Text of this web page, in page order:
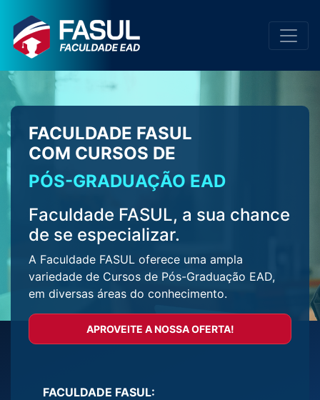
FACULDADE FASUL
COM CURSOS DE
PÓS-GRADUAÇÃO EAD
Faculdade FASUL, a sua chance
de se especializar.
A Faculdade FASUL oferece uma ampla
variedade de Cursos de Pós-Graduação EAD,
em diversas áreas do conhecimento.
APROVEITE A NOSSA OFERTA!
FACULDADE FASUL: